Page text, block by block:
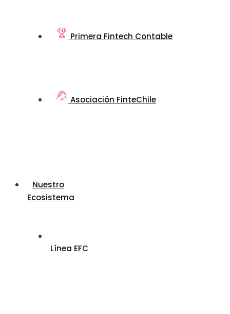
Primera Fintech Contable
Asociación FinteChile
Nuestro
Ecosistema
Línea EFC